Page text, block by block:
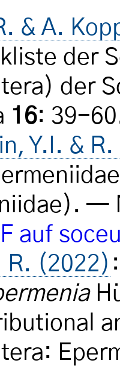
& A.
der
der
16: 39-
Y.I. &
—
auf
R. (2022)